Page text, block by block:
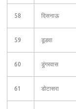
58 दिसनाऊ
59 डूडवा
60 डुंगरवास
61 डोटासरा